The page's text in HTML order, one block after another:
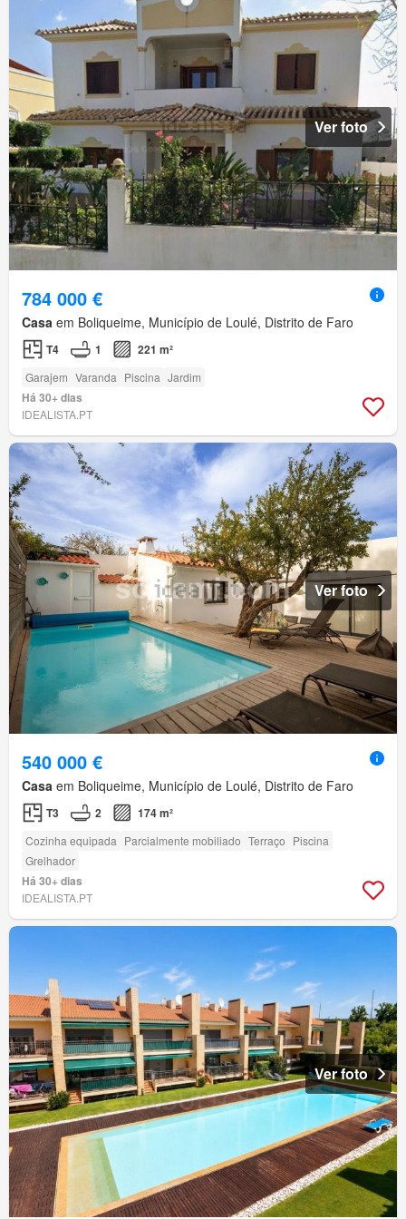
Ver foto
784 000 €
Casa em Boliqueime, Município de Loulé, Distrito de Faro
T4 1 221 m²
Garajem Varanda Piscina Jardim
Há 30+ dias
IDEALISTA.PT
Ver foto
540 000 €
Casa em Boliqueime, Município de Loulé, Distrito de Faro
T3 2 174 m²
Cozinha equipada Parcialmente mobiliado Terraço Piscina
Grelhador
Há 30+ dias
IDEALISTA.PT
Ver foto